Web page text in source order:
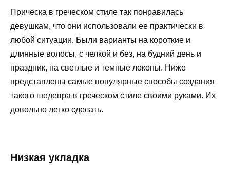
Прическа в греческом стиле так понравилась
девушкам, что они использовали ее практически в
любой ситуации. Были варианты на короткие и
длинные волосы, с челкой и без, на будний день и
праздник, на светлые и темные локоны. Ниже
представлены самые популярные способы создания
такого шедевра в греческом стиле своими руками. Их
довольно легко сделать.
Низкая укладка